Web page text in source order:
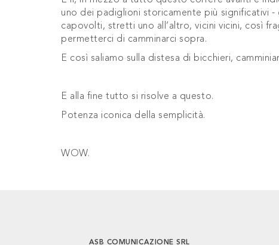
uno dei padiglioni storicamente più significativi
capovolti, stretti uno all’altro, vicini vicini, così
permetterci di camminarci sopra.
E così saliamo sulla distesa di bicchieri,
E alla fine tutto si risolve a questo.
Potenza iconica della semplicità.
WOW.
ASB COMUNICAZIONE SRL